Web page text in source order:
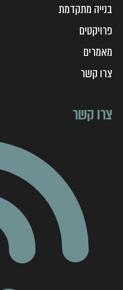
בנייה מתקדמת
פרויקטים
מאמרים
רו קשר
צרו קשר